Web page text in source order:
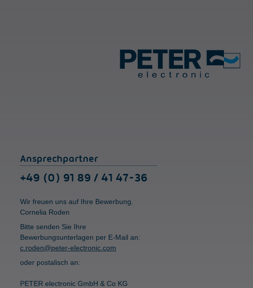
Ansprechpartner
+49 (0) 91 89 / 41 47-36
Wir freuen uns auf Ihre Bewerbung.
Cornelia Roden
Bitte senden Sie Ihre
Bewerbungsunterlagen per E-Mail an:
c.roden@peter-electronic.com
oder postalisch an:
PETER electronic GmbH & Co KG